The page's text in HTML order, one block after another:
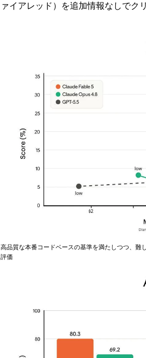
ァイアレッド）を追加情報なしでク
高品質な本番コードベースの基準を満たしつつ、
評価